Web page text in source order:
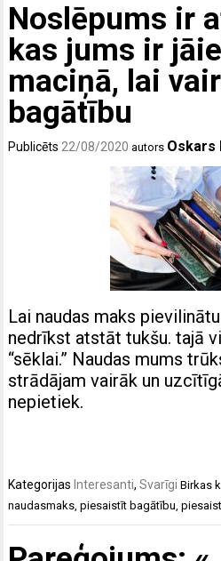
Noslēpums ir
kas jums ir
maciņā, lai
bagātību
Publicēts 22/08/2020 autors Oskars
Lai naudas maks
nedrīkst atstāt tukšu. tajā
“sēklai.” Naudas mums
strādājam vairāk un
nepietiek.
Kategorijas Interesanti,Svarīgi Birkas
naudasmaks,piesaistīt bagātību,